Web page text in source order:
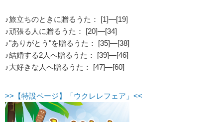
♪旅立ちのときに贈るうた： [1]―[19]
♪頑張る人に贈るうた： [20]―[34]
♪"ありがとう"を贈るうた： [35]―[38]
♪結婚する2人へ贈るうた： [39]―[46]
♪大好きな人へ贈るうた： [47]―[60]
>>【特設ページ】「ウクレレフェア」<<